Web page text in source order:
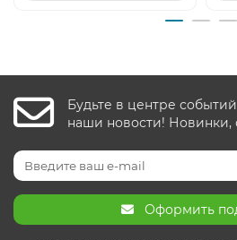
Будьте в центре
наши новости! Новинки,
Оформить